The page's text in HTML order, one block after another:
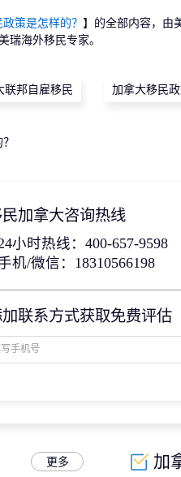
策是怎样的？ 】的全部内容，由
瑞海外移民专家。
联邦自雇移民 加拿大移民
加拿大咨询热线
小时热线：400-657-9598
机/微信：18310566198
加联系方式获取免费评估
更多 加